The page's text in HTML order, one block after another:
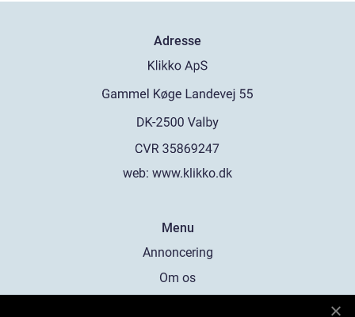
Adresse
web: www.klikko.dk
Menu
Annoncering
Om os